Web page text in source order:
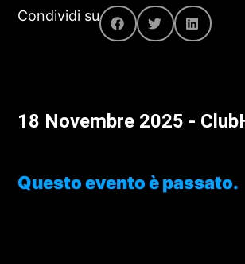
Condividi su
18 Novembre 2025 -
Questo evento è passato.